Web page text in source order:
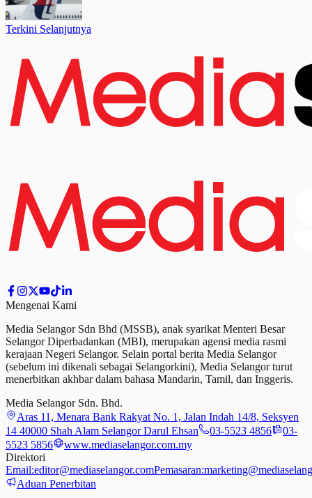
Terkini Selanjutnya
Mengenai Kami
Media Selangor Sdn Bhd (MSSB), anak syarikat Menteri Besar
Selangor Diperbadankan (MBI), merupakan agensi media rasmi
kerajaan Negeri Selangor. Selain portal berita Media Selangor
(sebelum ini dikenali sebagai Selangorkini), Media Selangor turut
menerbitkan akhbar dalam bahasa Mandarin, Tamil, dan Inggeris.
Media Selangor Sdn. Bhd.
Aras 11, Menara Bank Rakyat No. 1, Jalan Indah 14/8, Seksyen
14 40000 Shah Alam Selangor Darul Ehsan
03-5523 4856
03-
5523 5856
www.mediaselangor.com.my
Direktori
Email:editor@mediaselangor.comPemasaran:
Aduan Penerbitan